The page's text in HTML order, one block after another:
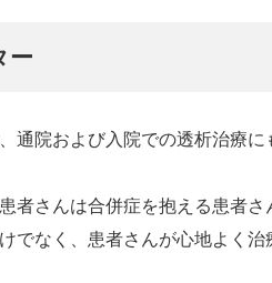
ー
通院および入院での透析治療
者さんは合併症を抱える患者
でなく、患者さんが心地よく